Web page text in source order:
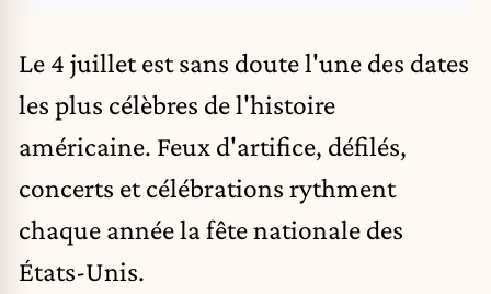
Le 4 juillet est sans doute l'une des dates
les plus célèbres de l'histoire
américaine. Feux d'artifice, défilés,
concerts et célébrations rythment
chaque année lafête nationale des
États-Unis.